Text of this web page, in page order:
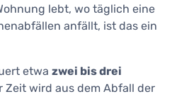
lebt, wo täglich eine
anfällt, ist das ein
etwa zwei bis drei
Zeit wird aus dem Abfall der